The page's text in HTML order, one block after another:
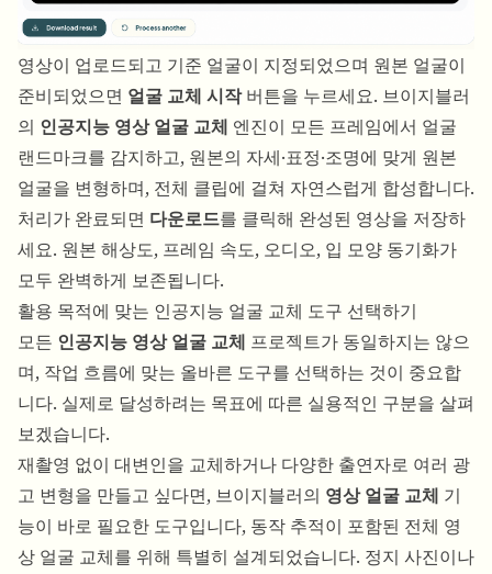
영상이 업로드되고 기준 얼굴이 지정되었으며 원본 얼굴이
준비되었으면 얼굴 교체 시작버튼을 누르세요. 브이지블러
의 인공지능 영상 얼굴 교체 엔진이 모든 프레임에서 얼굴
랜드마크를 감지하고, 원본의 자세·표정·조명에 맞게 원본
얼굴을 변형하며, 전체 클립에 걸쳐 자연스럽게 합성합니다.
처리가 완료되면 다운로드를 클릭해 완성된 영상을 저장하
세요. 원본 해상도, 프레임 속도, 오디오, 입 모양 동기화가
모두 완벽하게 보존됩니다.
활용 목적에 맞는 인공지능 얼굴 교체 도구 선택하기
모든 인공지능 영상 얼굴 교체 프로젝트가 동일하지는 않으
며, 작업 흐름에 맞는 올바른 도구를 선택하는 것이 중요합
니다. 실제로 달성하려는 목표에 따른 실용적인 구분을 살펴
보겠습니다.
재촬영 없이 대변인을 교체하거나 다양한 출연자로 여러 광
고 변형을 만들고 싶다면, 브이지블러의 영상 얼굴 교체 기
능이 바로 필요한 도구입니다, 동작 추적이 포함된 전체 영
상 얼굴 교체를 위해 특별히 설계되었습니다. 정지 사진이나